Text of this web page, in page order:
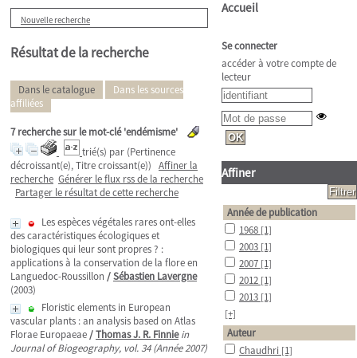
Nouvelle recherche
Résultat de la recherche
Dans le catalogue
Dans les sources
affiliées
7recherche sur le mot-clé'endémisme'
trié(s) par (Pertinence
décroissant(e), Titre croissant(e)) Affiner la
recherche Générer le flux rss de la recherche
Partager le résultat de cette recherche
Les espèces végétales rares ont-elles
des caractéristiques écologiques et
biologiques qui leur sont propres ? :
applications à la conservation de la flore en
Languedoc-Roussillon /Sébastien Lavergne
(2003)
Floristic elements in European
vascular plants : an analysis based on Atlas
Florae Europaeae/Thomas J. R. Finnie in
Journal of Biogeography, vol. 34 (Année 2007)
Accueil
Se connecter
accéder à votre compte de
lecteur
Affiner
Année de publication
1968 [1]
2003 [1]
2007 [1]
2012 [1]
2013 [1]
[+]
Auteur
Chaudhri [1]